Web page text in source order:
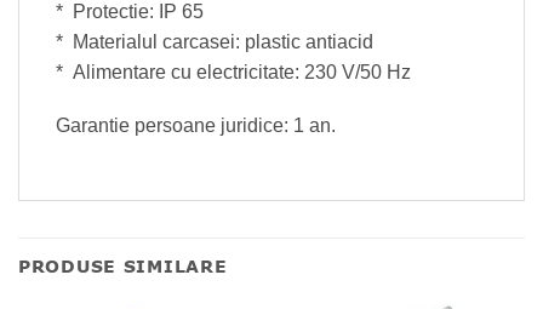
* Protectie: IP 65
* Materialul carcasei: plastic antiacid
* Alimentare cu electricitate: 230 V/50 Hz
Garantie persoane juridice: 1 an.
PRODUSE SIMILARE